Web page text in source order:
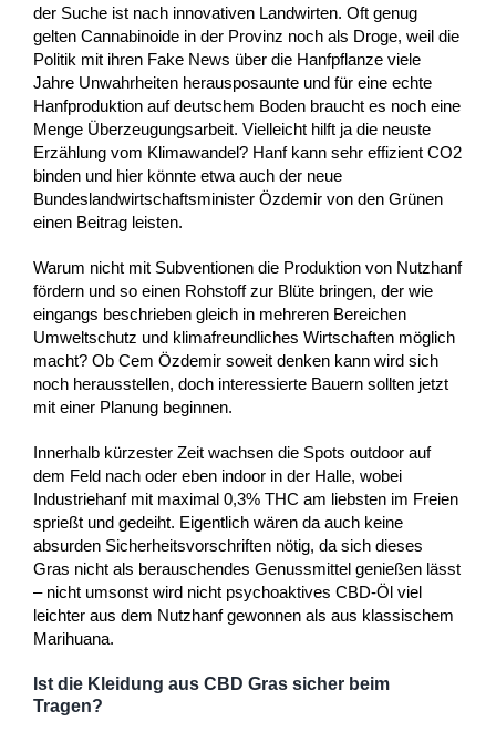
der Suche ist nach innovativen Landwirten. Oft genug
gelten Cannabinoide in der Provinz noch als Droge, weil die
Politik mit ihren Fake News über die Hanfpflanze viele
Jahre Unwahrheiten herausposaunte und für eine echte
Hanfproduktion auf deutschem Boden braucht es noch eine
Menge Überzeugungsarbeit. Vielleicht hilft ja die neuste
Erzählung vom Klimawandel? Hanf kann sehr effizient CO2
binden und hier könnte etwa auch der neue
Bundeslandwirtschaftsminister Özdemir von den Grünen
einen Beitrag leisten.
Warum nicht mit Subventionen die Produktion von Nutzhanf
fördern und so einen Rohstoff zur Blüte bringen, der wie
eingangs beschrieben gleich in mehreren Bereichen
Umweltschutz und klimafreundliches Wirtschaften möglich
macht? Ob Cem Özdemir soweit denken kann wird sich
noch herausstellen, doch interessierte Bauern sollten jetzt
mit einer Planung beginnen.
Innerhalb kürzester Zeit wachsen die Spots outdoor auf
dem Feld nach oder eben indoor in der Halle, wobei
Industriehanf mit maximal 0,3% THC am liebsten im Freien
sprießt und gedeiht. Eigentlich wären da auch keine
absurden Sicherheitsvorschriften nötig, da sich dieses
Gras nicht als berauschendes Genussmittel genießen lässt
– nicht umsonst wird nicht psychoaktives CBD-Öl viel
leichter aus dem Nutzhanf gewonnen als aus klassischem
Marihuana.
Ist die Kleidung aus CBD Gras sicher beim
Tragen?